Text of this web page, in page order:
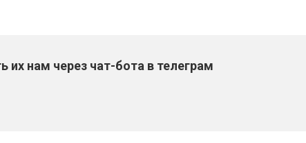
нам через чат-бота в телеграм